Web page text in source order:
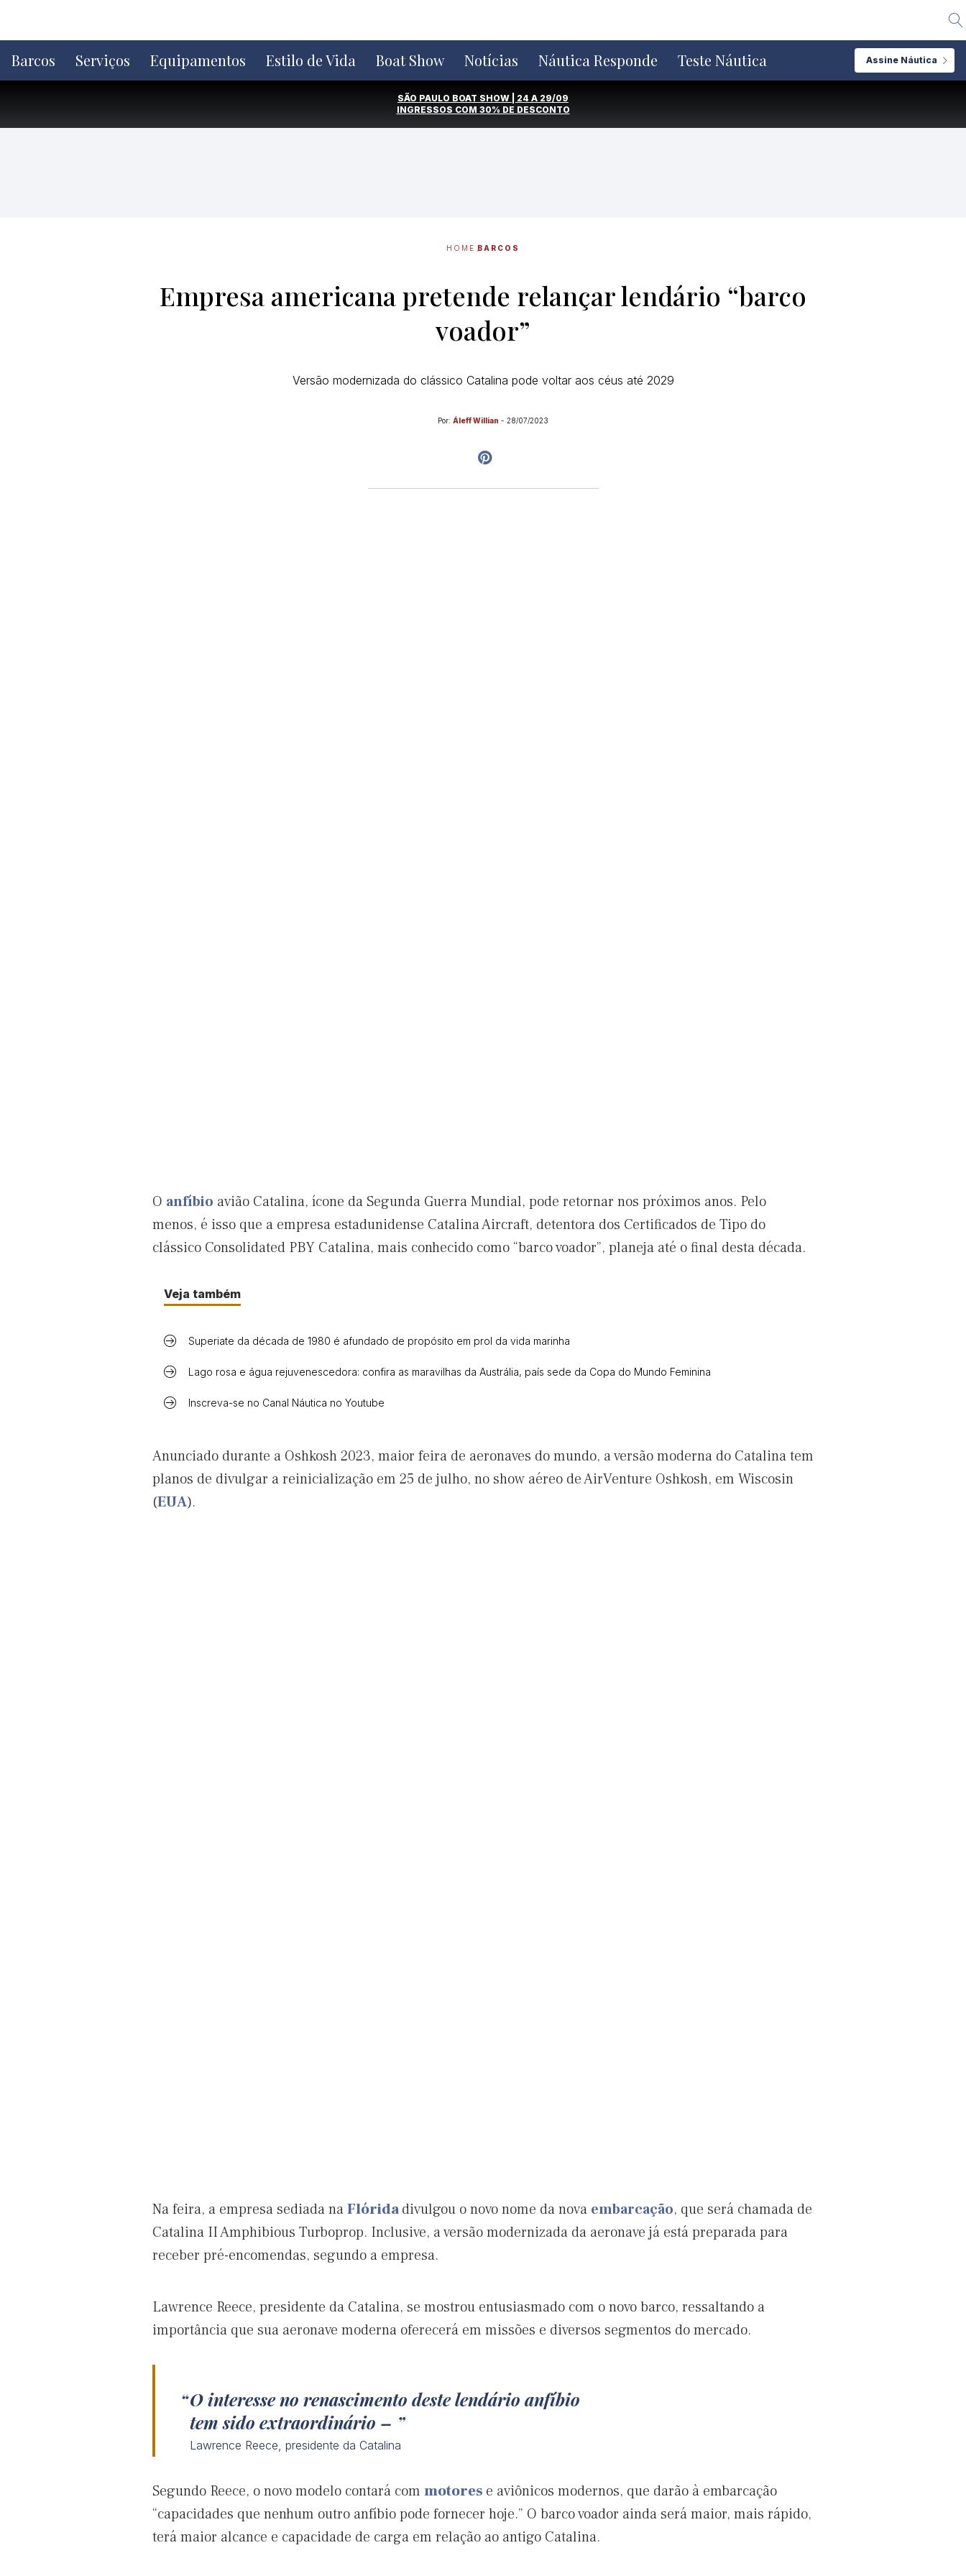
o
conteúdo
Barcos Serviços Equipamentos Estilo de Vida Boat Show Notícias Náutica Responde Teste Náutica Assine Náutica
SÃO PAULO BOAT SHOW | 24 A 29/09
INGRESSOS COM 30% DE DESCONTO
HOME BARCOS
Empresa americana pretende relançar lendário “barco
voador”
Versão modernizada do clássico Catalina pode voltar aos céus até 2029
Por: Áleff Willian - 28/07/2023
O anfíbio avião Catalina, ícone da Segunda Guerra Mundial, pode retornar nos próximos anos. Pelo
menos, é isso que a empresa estadunidense Catalina Aircraft, detentora dos Certificados de Tipo do
clássico Consolidated PBY Catalina, mais conhecido como “barco voador”, planeja até o final desta década.
Veja também
Superiate da década de 1980 é afundado de propósito em prol da vida marinha
Lago rosa e água rejuvenescedora: confira as maravilhas da Austrália, país sede da Copa do Mundo Feminina
Inscreva-se no Canal Náutica no Youtube
Anunciado durante a Oshkosh 2023, maior feira de aeronaves do mundo, a versão moderna do Catalina tem
planos de divulgar a reinicialização em 25 de julho, no show aéreo de AirVenture Oshkosh, em Wiscosin
(EUA).
Na feira, a empresa sediada naFlóridadivulgou o novo nome da nova embarcação, que será chamada de
Catalina II Amphibious Turboprop. Inclusive, a versão modernizada da aeronave já está preparada para
receber pré-encomendas, segundo a empresa.
Lawrence Reece, presidente da Catalina, se mostrou entusiasmado com o novo barco, ressaltando a
importância que sua aeronave moderna oferecerá em missões e diversos segmentos do mercado.
O interesse no renascimento deste lendário anfíbio
tem sido extraordinário –
Lawrence Reece, presidente da Catalina
Segundo Reece, o novo modelo contará com motores e aviônicos modernos, que darão à embarcação
“capacidades que nenhum outro anfíbio pode fornecer hoje.” O barco voador ainda será maior, mais rápido,
terá maior alcance e capacidade de carga em relação ao antigo Catalina.